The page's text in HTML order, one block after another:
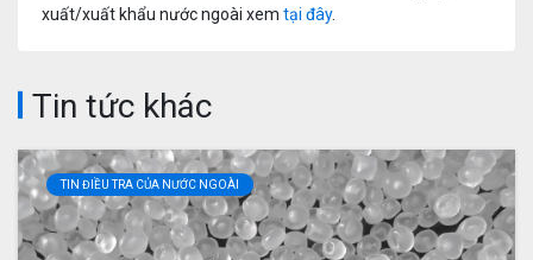
xuất/xuất khẩu nước ngoài xem tại đây.
Tin tức khác
TIN ĐIỀU TRA CỦA NƯỚC NGOÀI